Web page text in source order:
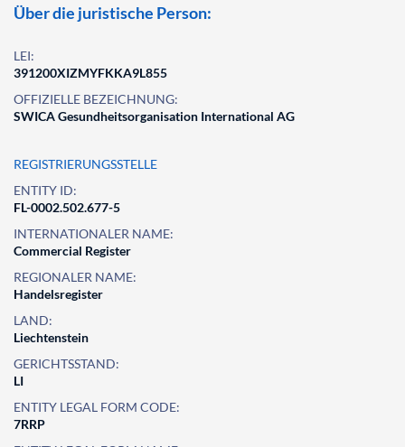
Über die juristische Person:
LEI:
391200XIZMYFKKA9L855
OFFIZIELLE BEZEICHNUNG:
SWICA Gesundheitsorganisation International AG
REGISTRIERUNGSSTELLE
ENTITY ID:
FL-0002.502.677-5
INTERNATIONALER NAME:
Commercial Register
REGIONALER NAME:
Handelsregister
LAND:
Liechtenstein
GERICHTSSTAND:
LI
ENTITY LEGAL FORM CODE:
7RRP